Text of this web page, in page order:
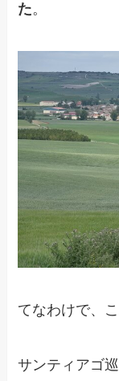
た。
てなわけで、
サンティアゴ